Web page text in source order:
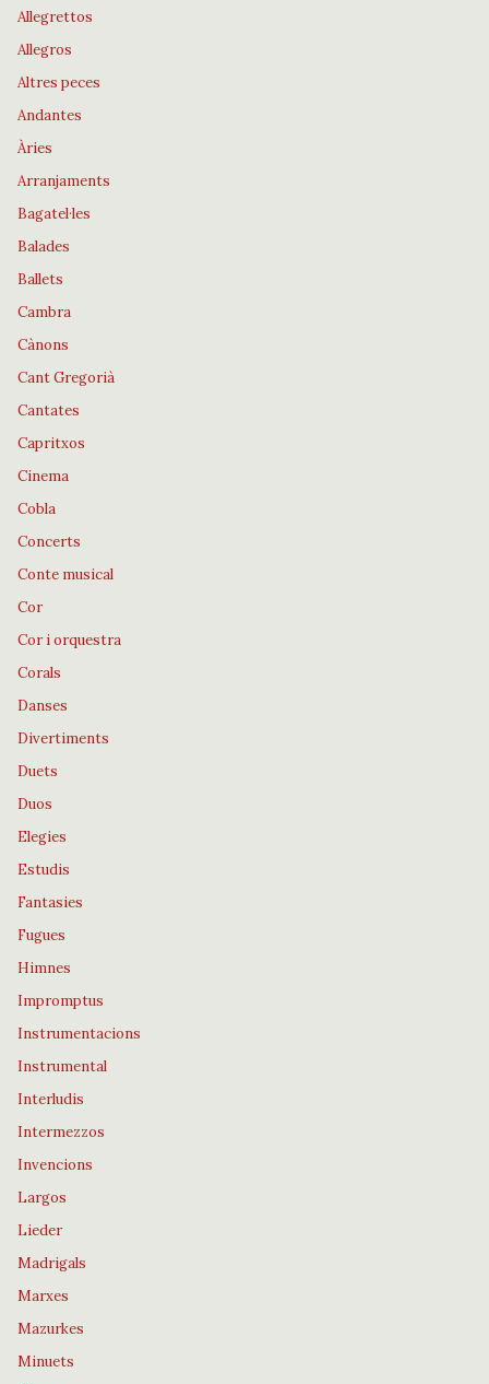
Allegrettos
Allegros
Altres peces
Andantes
Àries
Arranjaments
Bagatel·les
Balades
Ballets
Cambra
Cànons
Cant Gregorià
Cantates
Capritxos
Cinema
Cobla
Concerts
Conte musical
Cor
Cor i orquestra
Corals
Danses
Divertiments
Duets
Duos
Elegies
Estudis
Fantasies
Fugues
Himnes
Impromptus
Instrumentacions
Instrumental
Interludis
Intermezzos
Invencions
Largos
Lieder
Madrigals
Marxes
Mazurkes
Minuets